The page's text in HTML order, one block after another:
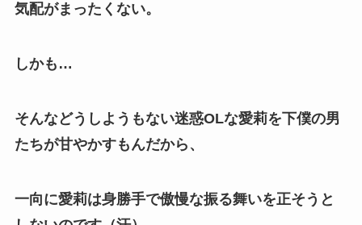
気配がまったくない。
しかも…
そんなどうしようもない迷惑OLな愛莉を下僕の男
たちが甘やかすもんだから、
一向に愛莉は身勝手で傲慢な振る舞いを正そうと